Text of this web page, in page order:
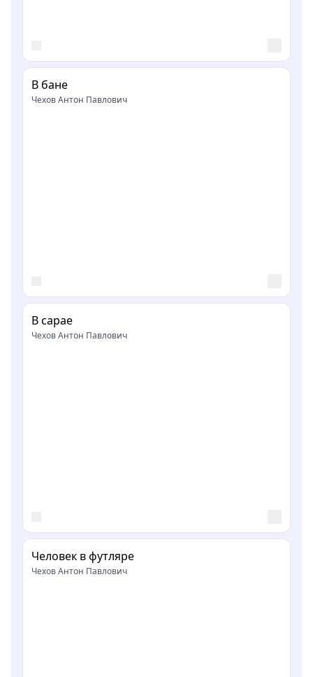
В бане
Чехов Антон Павлович
В сарае
Чехов Антон Павлович
Человек в футляре
Чехов Антон Павлович